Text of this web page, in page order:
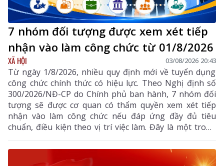
7 nhóm đối tượng được xem xét tiếp
nhận vào làm công chức từ 01/8/2026
XÃ HỘI 03/08/2026 20:43
Từ ngày 1/8/2026, nhiều quy định mới về tuyển dụng
công chức chính thức có hiệu lực. Theo Nghị định số
300/2026/NĐ-CP do Chính phủ ban hành, 7 nhóm đối
tượng sẽ được cơ quan có thẩm quyền xem xét tiếp
nhận vào làm công chức nếu đáp ứng đầy đủ tiêu
chuẩn, điều kiện theo vị trí việc làm. Đây là một trong
những điểm mới đáng chú ý nhằm bổ sung, thu hút
nguồn nhân lực chất lượng cao vào khu vực công.